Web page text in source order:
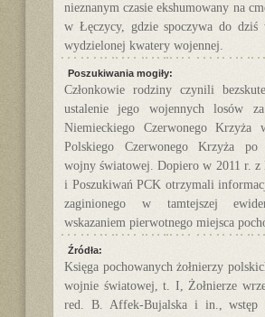
nieznanym czasie ekshumowany na
w Łęczycy, gdzie spoczywa do
wydzielonej kwatery wojennej.
Poszukiwania mogiły:
Członkowie rodziny czynili
ustalenie jego wojennych losów za
Niemieckiego Czerwonego
Polskiego Czerwonego Krzyża
wojny światowej. Dopiero w 2011 r.
i Poszukiwań PCK otrzymali
zaginionego w tamtejszej
wskazaniem pierwotnego miejsca
Źródła:
Księga pochowanych żołnierzy
wojnie światowej, t. I, Żołnierze
red. B. Affek-Bujalska i in.,